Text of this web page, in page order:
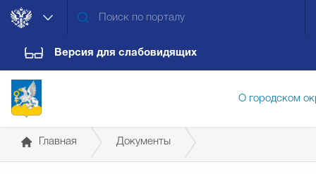
Версия для слабовидящих
О городском
Главная Документы